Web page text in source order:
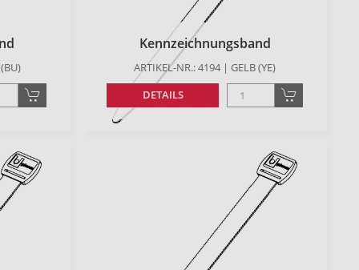
Kennzeichnungsband
ARTIKEL-NR.: 4194 | GELB (YE)
DETAILS